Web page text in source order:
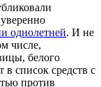
однолетней. И не
числе,
белого
список средств с
против